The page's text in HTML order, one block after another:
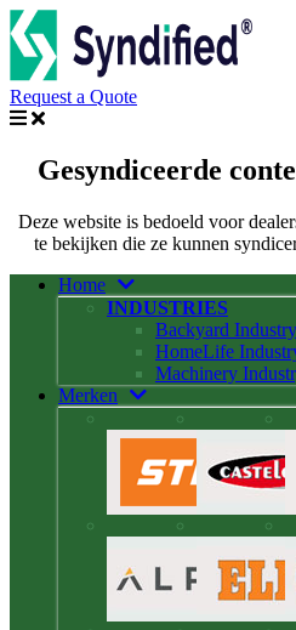
Request a Quote
Gesyndiceerde
Deze website is bedoeld voor
te bekijken die ze kunnen
Home
INDUSTRIES
Backyard Industry
HomeLife
Machinery
Merken